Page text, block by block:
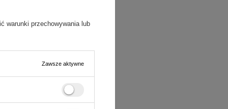
warunki przechowywania lub
Zawsze aktywne